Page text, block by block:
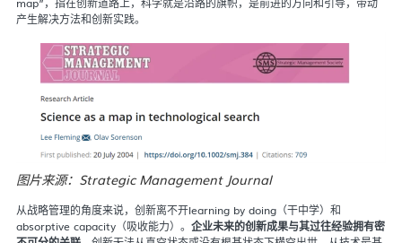
产生解决方法和创新实践。
图片来源：Strategic Management Journal
从战略管理的角度来说，创新离不开learning by doing（干中学）和
absorptive capacity（吸收能力）。 企业未来的创新成果与其过往经验拥有密